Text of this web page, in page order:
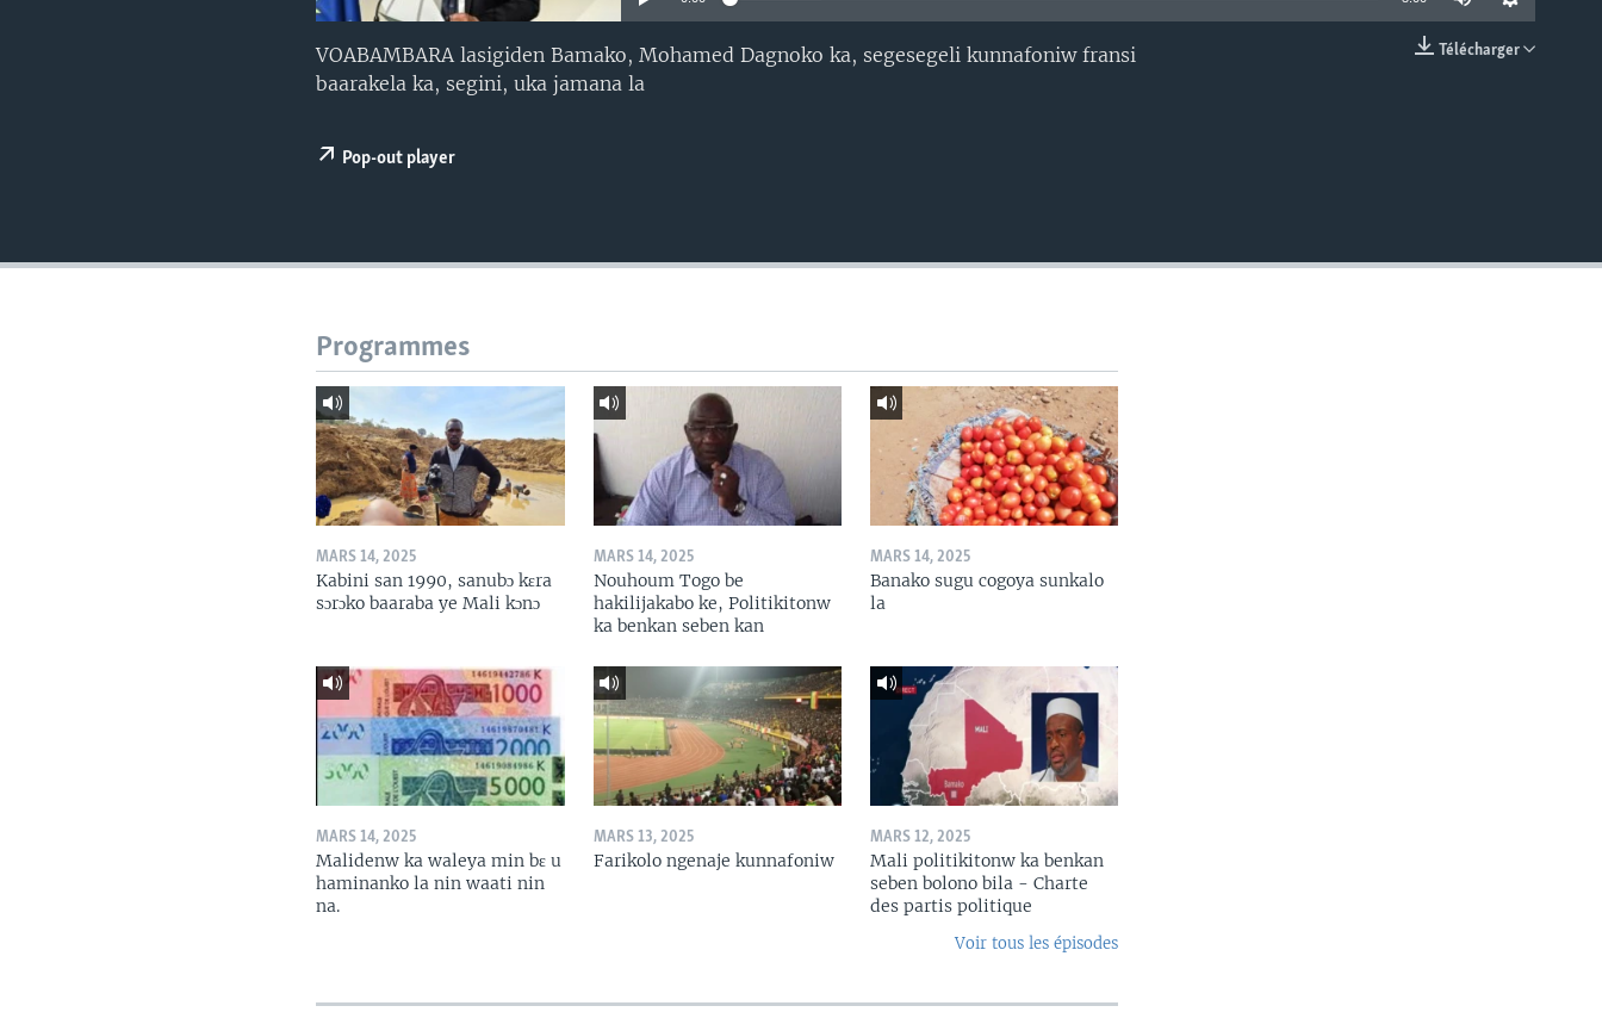
Télécharger
VOABAMBARA lasigiden Bamako, Mohamed Dagnoko ka, segesegeli kunnafoniw fransi
baarakela ka, segini, uka jamana la
Pop-out player
Programmes
MARS 14, 2025
Kabini san 1990, sanubɔ kɛra
sɔrɔko baaraba ye Mali kɔnɔ
MARS 14, 2025
Nouhoum Togo be
hakilijakabo ke, Politikitonw
ka benkan seben kan
MARS 14, 2025
Banako sugu cogoya sunkalo
la
MARS 14, 2025
Malidenw ka waleya min bɛ u
haminanko la nin waati nin
na.
MARS 13, 2025
Farikolo ngenaje kunnafoniw
MARS 12, 2025
Mali politikitonw ka benkan
seben bolono bila - Charte
des partis politique
Voir tous les épisodes